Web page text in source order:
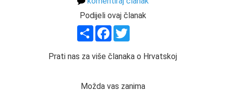
Podijeli ovaj članak
ShareFacebook
Prati nas za više članaka o Hrvatskoj
Možda vas zanima